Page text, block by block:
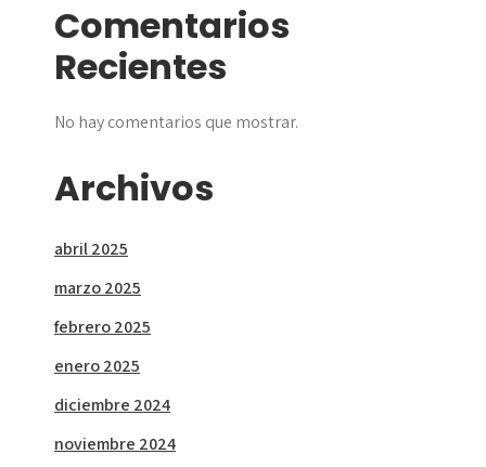
Comentarios
Recientes
No hay comentarios que mostrar.
Archivos
abril 2025
marzo 2025
febrero 2025
enero 2025
diciembre 2024
noviembre 2024